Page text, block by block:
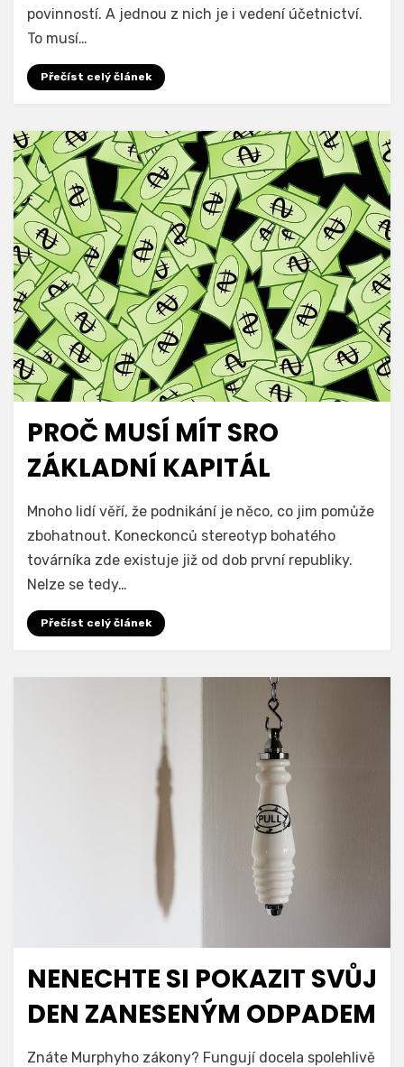
povinností. A jednou z nich je i vedení účetnictví.
To musí…
Přečíst celý článek
PROČ MUSÍ MÍT SRO
ZÁKLADNÍ KAPITÁL
Mnoho lidí věří, že podnikání je něco, co jim pomůže
zbohatnout. Koneckonců stereotyp bohatého
továrníka zde existuje již od dob první republiky.
Nelze se tedy…
Přečíst celý článek
NENECHTE SI POKAZIT SVŮJ
DEN ZANESENÝM ODPADEM
Znáte Murphyho zákony? Fungují docela spolehlivě